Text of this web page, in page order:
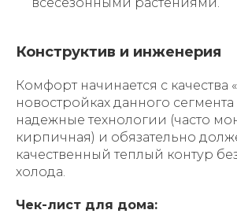
Конструктив и инженерия
Комфорт начинается с качества
новостройках данного
надежные технологии (часто
кирпичная) и обязательно
качественный теплый контур
холода.
Чек-лист для дома: